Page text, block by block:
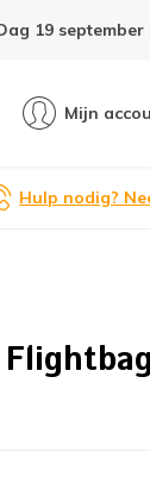
19 september
Mijn
Hulp nodig?